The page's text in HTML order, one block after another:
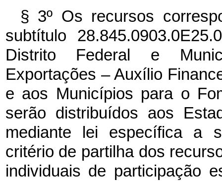
§ 3º Os recursos
subtítulo
Distrito Federal e
Exportações – Auxílio
e aos Municípios para o
serão distribuídos aos
mediante lei específica a
critério de partilha dos
individuais de participação